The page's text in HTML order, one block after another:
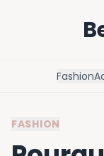
Fashion
FASHION